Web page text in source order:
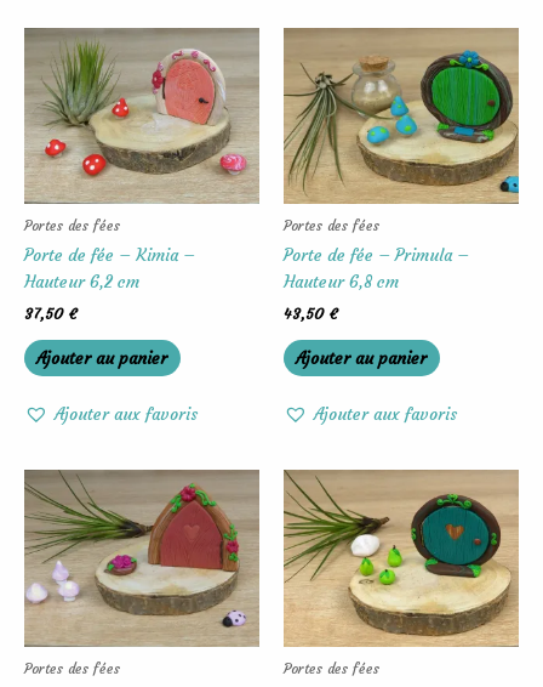
Portes des fées
Porte de fée – Kimia –
Hauteur 6,2 cm
37,50 €
Ajouter au panier
Ajouter aux favoris
Portes des fées
Porte de fée – Primula –
Hauteur 6,8 cm
43,50 €
Ajouter au panier
Ajouter aux favoris
Portes des fées Portes des fées